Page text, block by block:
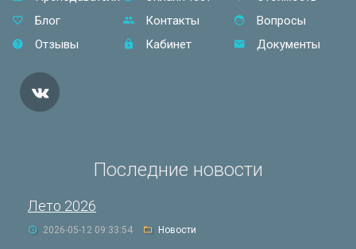
Блог
Контакты
Вопросы
Отзывы
Кабинет Документы
Последние новости
Лето 2026
2026-05-12 09:33:54 Новости